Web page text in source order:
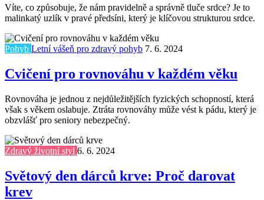
Víte, co způsobuje, že nám pravidelně a správně tluče srdce? Je to
malinkatý uzlík v pravé předsíni, který je klíčovou strukturou srdce.
Pohyb Letní vášeň pro zdravý pohyb 7. 6. 2024
Cvičení pro rovnováhu v každém věku
Rovnováha je jednou z nejdůležitějších fyzických schopností, která
však s věkem oslabuje. Ztráta rovnováhy může vést k pádu, který je
obzvlášť pro seniory nebezpečný.
Zdravý životní styl 6. 6. 2024
Světový den dárců krve: Proč darovat
krev